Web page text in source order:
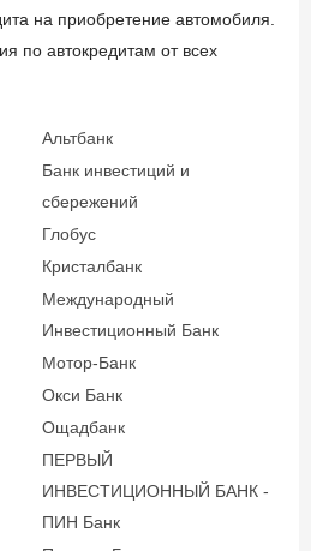
на приобретение автомобиля.
по автокредитам от всех
Альтбанк
Банк инвестиций и
сбережений
Глобус
Кристалбанк
Международный
Инвестиционный Банк
Мотор-Банк
Окси Банк
Ощадбанк
ПЕРВЫЙ
ИНВЕСТИЦИОННЫЙ БАНК -
ПИН Банк